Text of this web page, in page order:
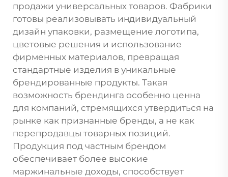
продажи универсальных товаров. Фабрики
готовы реализовывать индивидуальный
дизайн упаковки, размещение логотипа,
цветовые решения и использование
фирменных материалов, превращая
стандартные изделия в уникальные
брендированные продукты. Такая
возможность брендинга особенно ценна
для компаний, стремящихся утвердиться на
рынке как признанные бренды, а не как
перепродавцы товарных позиций.
Продукция под частным брендом
обеспечивает более высокие
маржинальные доходы, способствует